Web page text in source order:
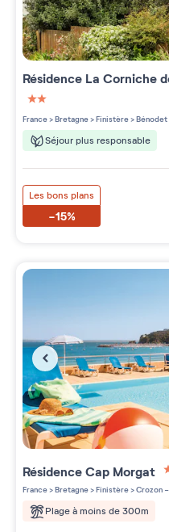
Résidence La Corniche
2 étoiles sur 5
France>Bretagne>Finistère>Bénodet
Séjour plus responsable
Les bons plans
-15%
RésidenceCap Morgat
France>Bretagne>Finistère>Crozon
Plage à moins de 300m